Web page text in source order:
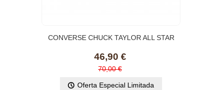
CONVERSE CHUCK TAYLOR ALL STAR
46,90 €
70,00 €
Oferta Especial Limitada